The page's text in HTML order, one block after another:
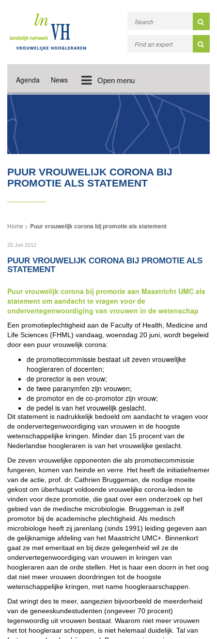
Agenda News Open menu
PUUR VROUWELIJK CORONA BIJ
PROMOTIE ALS STATEMENT
Puur vrouwelijk corona bij promotie als statement
20 Jun 2012
PUUR VROUWELIJK CORONA BIJ PROMOTIE ALS
STATEMENT
Puur vrouwelijk corona bij promotie aan Maastricht UMC als
statement om aandacht te vragen voor de
ondervertegenwoordiging van vrouwen in de wetenschap
Een promotieplechtigheid aan de Faculty of Health, Medicine and
Life Sciences (FHML) vandaag, woensdag 20 juni, wordt begeleid
door een puur vrouwelijk corona:
de promotiecommissie bestaat uit zeven vrouwelijke
hoogleraren of docenten;
de prorector is een vrouw;
de twee paranymfen zijn vrouwen;
de promotor en de co-promotor zijn vrouw;
de pedel is van het vrouwelijk geslacht.
Dit statement is nadrukkelijk bedoeld om aandacht te vragen voor
de ondervertegenwoordiging van vrouwen in de hoogste
wetenschappelijke kringen. Minder dan 15 procent van de
Nederlandse hoogleraren is van het vrouwelijke geslacht.
De zeven vrouwelijke opponenten die als promotiecommissie
fungeren, komen van heinde en verre. Het heeft de initiatiefnemer
van de actie, prof. dr. Cathrien Bruggeman, de nodige moeite
gekost om überhaupt voldoende vrouwelijke corona-leden te
vinden voor deze promotie, die gaat over een onderzoek op het
gebied van de medische microbiologie. Bruggeman is zelf
promotor bij de academische plechtigheid. Als medisch
microbiologe heeft zij jarenlang (sinds 1991) leiding gegeven aan
de gelijknamige afdeling van het Maastricht UMC+. Binnenkort
gaat ze met emeritaat en bij deze gelegenheid wil ze de
ondervertegenwoordiging van vrouwen in kringen van
hoogleraren aan de orde stellen. Het is haar een doorn in het oog
dat niet meer vrouwen doordringen tot de hoogste
wetenschappelijke kringen, met name hoogleraarschappen.
Dat wringt des te meer, aangezien bijvoorbeeld de meerderheid
van de geneeskundestudenten (ongeveer 70 procent)
tegenwoordig uit vrouwen bestaat. Waarom niet meer vrouwen
het tot hoogleraar schoppen, is niet helemaal duidelijk. Tal van